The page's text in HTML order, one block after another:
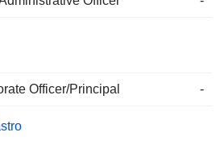
Officer/Principal -